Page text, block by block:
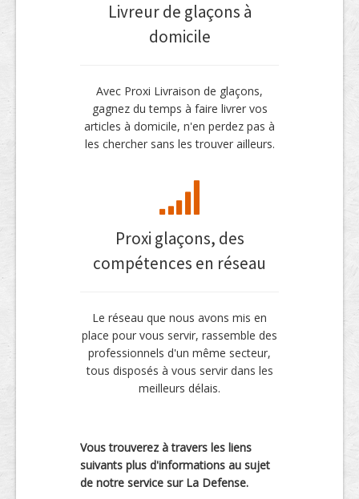
Livreur de glaçons à
domicile
Avec Proxi Livraison de glaçons,
gagnez du temps à faire livrer vos
articles à domicile, n'en perdez pas à
les chercher sans les trouver ailleurs.
Proxi glaçons, des
compétences en réseau
Le réseau que nous avons mis en
place pour vous servir, rassemble des
professionnels d'un même secteur,
tous disposés à vous servir dans les
meilleurs délais.
Vous trouverez à travers les liens
suivants plus d'informations au sujet
de notre service sur La Defense.